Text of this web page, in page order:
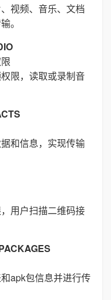
视频、音乐、文档
。
限，读取或录制音
和信息，实现传输
用户扫描二维码接
apk包信息并进行传